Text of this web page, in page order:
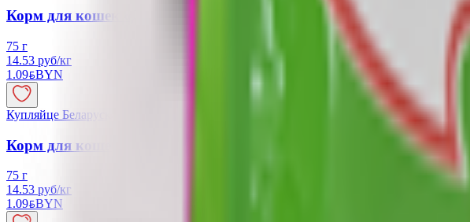
Корм для кошек «Дарлинг» лосось
75 г
14.53 руб/кг
1.09BYNBYN
Купляйце Беларускае
Корм для кошек «Дарлинг» говядина
75 г
14.53 руб/кг
1.09BYNBYN